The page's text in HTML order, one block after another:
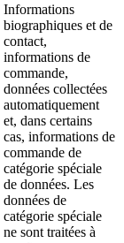
Informations
biographiques et de
contact,
informations de
commande,
données collectées
automatiquement
et, dans certains
cas, informations de
commande de
catégorie spéciale
de données. Les
données de
catégorie spéciale
ne sont traitées à